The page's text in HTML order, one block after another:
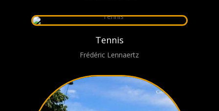
Tennis
Frédéric Lennaertz